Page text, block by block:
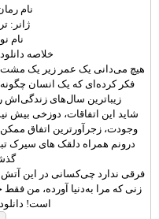
نام
ژانر:
نام
خلاصه
هیچ می‌دانی یک عمر زیر یک مشت
فکر کرده‌ای که یک انسان
زیباترین سال‌های زندگی‌اش
شاید این اتفاقات، دوزخی
وجودت، زجرآورترین اتفاق
درونم همراه دلقک های سیرک
فرقی ندارد چی‌کسانی در این
زنی که مرا به‌دنیا آورده، من فقط
است!